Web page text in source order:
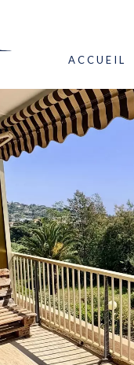
ACCUEIL